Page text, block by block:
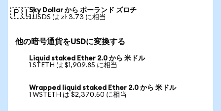
🇵🇱Sky Dollar から ポーランド ズロチ
1 USDS は zł 3.73 に相当
他の暗号通貨をUSDに変換する
Liquid staked Ether 2.0 から 米ドル
1 STETH は $1,909.85 に相当
Wrapped liquid staked Ether 2.0 から 米ドル
1 WSTETH は $2,370.50 に相当